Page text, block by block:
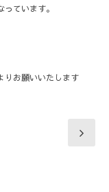
ています。
りお願いいたします